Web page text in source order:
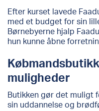
Efter kurset lavede
med et budget for sin
Børnebyerne hjalp
hun kunne åbne
muligheder
Butikken gør det muligt
sin uddannelse og